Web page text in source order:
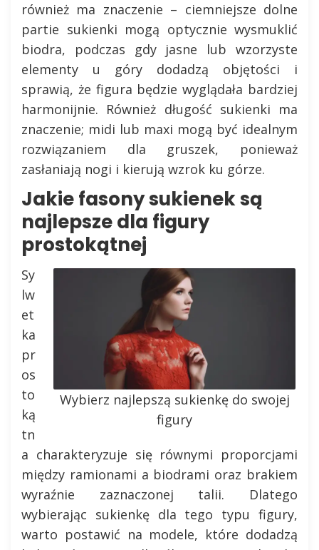
również ma znaczenie – ciemniejsze dolne
partie sukienki mogą optycznie wysmuklić
biodra, podczas gdy jasne lub wzorzyste
elementy u góry dodadzą objętości i
sprawią, że figura będzie wyglądała bardziej
harmonijnie. Również długość sukienki ma
znaczenie; midi lub maxi mogą być idealnym
rozwiązaniem dla gruszek, ponieważ
zasłaniają nogi i kierują wzrok ku górze.
Jakie fasony sukienek są
najlepsze dla figury
prostokątnej
Wybierz najlepszą sukienkę do swojej
figury
Sy
lw
et
ka
pr
os
to
ką
tn
a charakteryzuje się równymi proporcjami
między ramionami a biodrami oraz brakiem
wyraźnie zaznaczonej talii. Dlatego
wybierając sukienkę dla tego typu figury,
warto postawić na modele, które dodadzą